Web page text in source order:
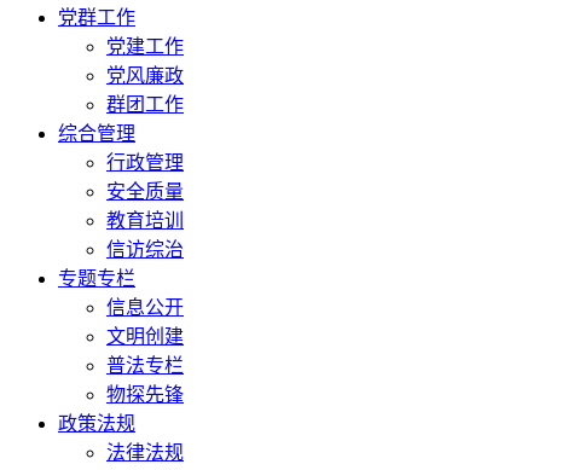
党群工作
党建工作
党风廉政
群团工作
综合管理
行政管理
安全质量
教育培训
信访综治
专题专栏
信息公开
文明创建
普法专栏
物探先锋
政策法规
法律法规